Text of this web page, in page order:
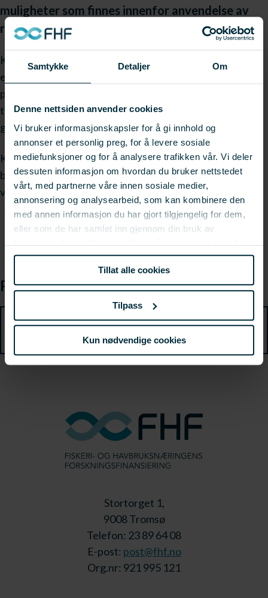
Samtykke Detaljer Om
Denne nettsiden anvender cookies
Vi bruker informasjonskapsler for å gi innhold og
annonser et personlig preg, for å levere sosiale
mediefunksjoner og for å analysere trafikken vår. Vi deler
dessuten informasjon om hvordan du bruker nettstedet
vårt, med partnerne våre innen sosiale medier,
annonsering og analysearbeid, som kan kombinere den
med annen informasjon du har gjort tilgjengelig for dem,
eller som de har samlet inn gjennom din bruk av
tjenestene deres. Du samtykker vår bruk av nødvendige
informasjonskapsler ved å bruke nettstedet vårt.
Tillat alle cookies
Tilpass
Kun nødvendige cookies
muligheter som finnes innenfor anvendelse av
restråstoff.
Konferansen vil belyse den marine ingrediensindustrien i
et miljøperspektiv, regelverk og helseeffekter av marint
protein og marine oljer. Vi vil også se nærmere på tilgang
til, og utnyttelse av, dagens og morgendagens råstoff
globalt og nasjonalt.
Konferansen er åpen for alle, og passer spesielt godt for
bedrifter innen marin næring, forskere, studenter og
virkemiddelapparat.
Program
Stortorget 1,
9008 Tromsø
Telefon: 23 89 64 08
E-post: post@fhf.no
Org.nr: 921 995 121